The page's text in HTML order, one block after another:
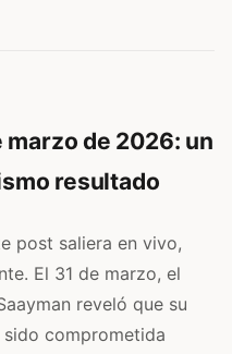
de 2026: un
resultado
post saliera en vivo,
El 31 de marzo, el
reveló que su
comprometida